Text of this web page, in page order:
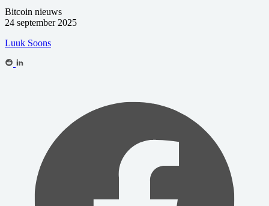
Bitcoin nieuws
24 september 2025
Luuk Soons